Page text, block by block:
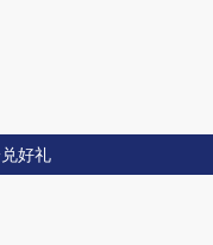
好礼